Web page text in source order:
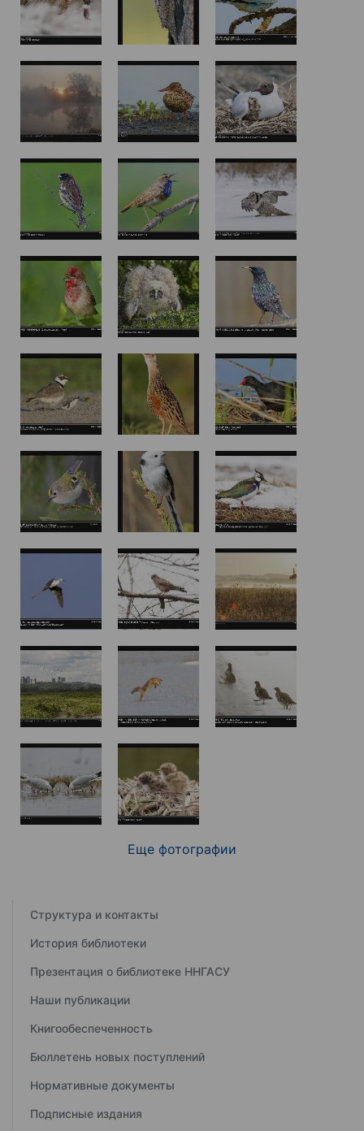
Еще фотографии
Структура и контакты
История библиотеки
Презентация о библиотеке ННГАСУ
Наши публикации
Книгообеспеченность
Бюллетень новых поступлений
Нормативные документы
Подписные издания